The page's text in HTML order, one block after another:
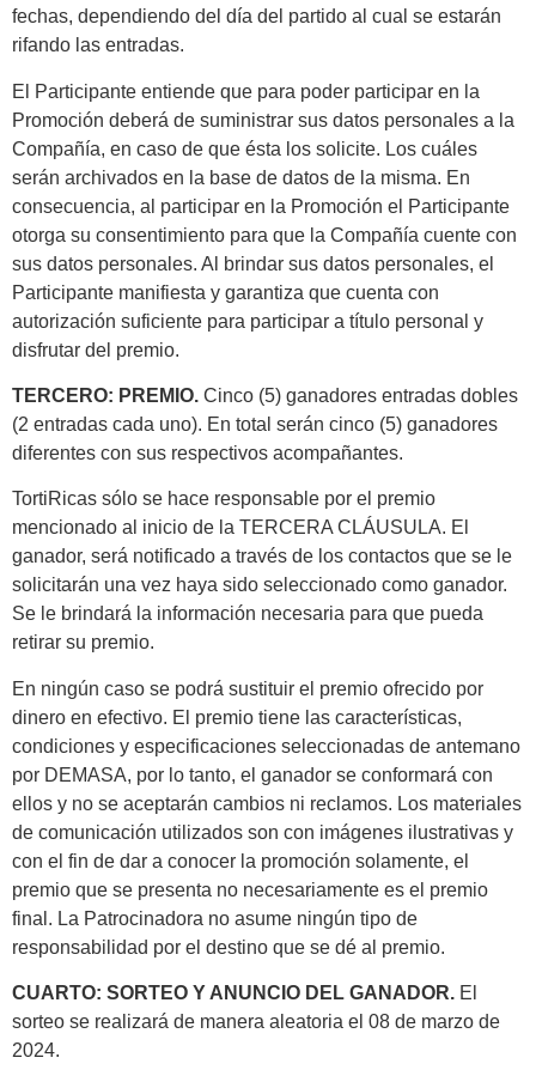
fechas, dependiendo del día del partido al cual se estarán
rifando las entradas.
El Participante entiende que para poder participar en la
Promoción deberá de suministrar sus datos personales a la
Compañía, en caso de que ésta los solicite. Los cuáles
serán archivados en la base de datos de la misma. En
consecuencia, al participar en la Promoción el Participante
otorga su consentimiento para que la Compañía cuente con
sus datos personales. Al brindar sus datos personales, el
Participante manifiesta y garantiza que cuenta con
autorización suficiente para participar a título personal y
disfrutar del premio.
TERCERO: PREMIO. Cinco (5) ganadores entradas dobles
(2 entradas cada uno). En total serán cinco (5) ganadores
diferentes con sus respectivos acompañantes.
TortiRicas sólo se hace responsable por el premio
mencionado al inicio de la TERCERA CLÁUSULA. El
ganador, será notificado a través de los contactos que se le
solicitarán una vez haya sido seleccionado como ganador.
Se le brindará la información necesaria para que pueda
retirar su premio.
En ningún caso se podrá sustituir el premio ofrecido por
dinero en efectivo. El premio tiene las características,
condiciones y especificaciones seleccionadas de antemano
por DEMASA, por lo tanto, el ganador se conformará con
ellos y no se aceptarán cambios ni reclamos. Los materiales
de comunicación utilizados son con imágenes ilustrativas y
con el fin de dar a conocer la promoción solamente, el
premio que se presenta no necesariamente es el premio
final. La Patrocinadora no asume ningún tipo de
responsabilidad por el destino que se dé al premio.
CUARTO: SORTEO Y ANUNCIO DEL GANADOR. El
sorteo se realizará de manera aleatoria el 08 de marzo de
2024.